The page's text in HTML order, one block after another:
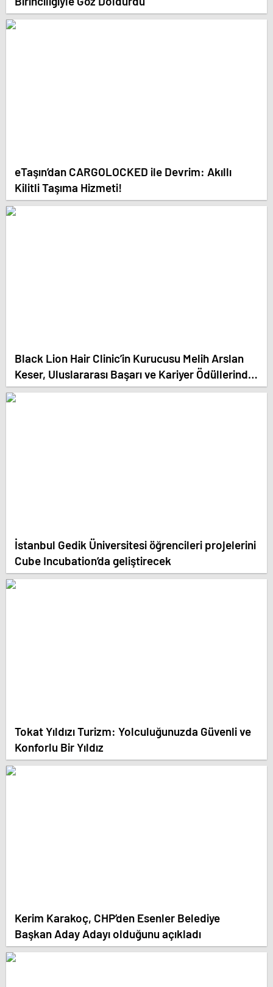
eTaşın’dan CARGOLOCKED ile Devrim: Akıllı
Kilitli Taşıma Hizmeti!
Black Lion Hair Clinic’in Kurucusu Melih Arslan
Keser, Uluslararası Başarı ve Kariyer Ödüllerinde
‘Yılın En Başarılı Saç Ekim Uzmanı’ Seçildi!
İstanbul Gedik Üniversitesi öğrencileri projelerini
Cube Incubation’da geliştirecek
Tokat Yıldızı Turizm: Yolculuğunuzda Güvenli ve
Konforlu Bir Yıldız
Kerim Karakoç, CHP’den Esenler Belediye
Başkan Aday Adayı olduğunu açıkladı